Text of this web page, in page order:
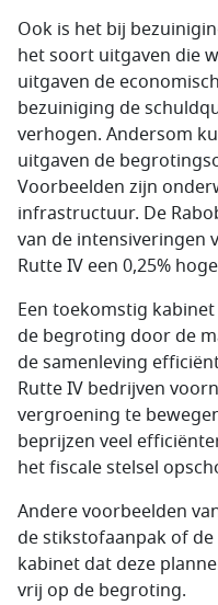
Ook is het bij
het soort uitgaven die
uitgaven de
bezuiniging de
verhogen. Andersom
uitgaven de
Voorbeelden zijn
infrastructuur. De
van de intensiveringen
Rutte IV een 0,25%
Een toekomstig
de begroting door de
de samenleving
Rutte IV bedrijven
vergroening te
beprijzen veel
het fiscale stelsel
Andere voorbeelden
de stikstofaanpak of
kabinet dat deze
vrij op de begroting.